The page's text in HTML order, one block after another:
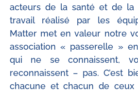
acteurs de la santé et de la
travail réalisé par les
Matter met en valeur notre
association « passerelle »
qui ne se connaissent,
reconnaissent – pas. C’est
chacune et chacun de